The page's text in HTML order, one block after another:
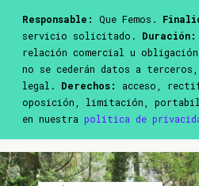
Responsable: Que Femos.
servicio solicitado. Duración:
relación comercial u
no se cederán datos a
legal. Derechos:
acceso,
oposición, limitación,
en nuestra política de